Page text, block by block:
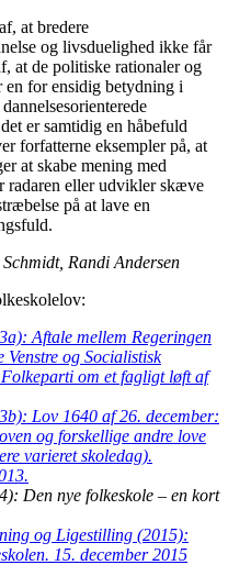
at bredere
og livsduelighed ikke får
at de politiske rationaler og
for ensidig betydning i
er samtidig en håbefuld
forfatterne eksempler på, at
at skabe mening med
radaren eller udvikler skæve
på at lave en
Randi Andersen
Aftale mellem Regeringen
og Socialistisk
om et fagligt løft af
Lov 1640 af 26. december:
og forskellige andre love
varieret skoledag).
Den nye folkeskole – en kort
og Ligestilling (2015):
15. december 2015